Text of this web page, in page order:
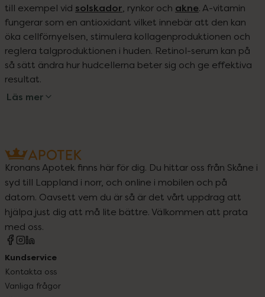
till exempel vid solskador, rynkor och akne. A-vitamin
fungerar som en antioxidant vilket innebär att den kan
öka cellförnyelsen, stimulera kollagenproduktionen och
reglera talgproduktionen i huden. Retinol-serum kan på
så sätt ändra hur hudcellerna beter sig och ge effektiva
resultat.
Läs mer
Kronans Apotek finns här för dig. Du hittar oss från Skåne i
syd till Lappland i norr, och online i mobilen och på
datorn. Oavsett vem du är så är det vårt uppdrag att
hjälpa just dig att må lite bättre. Välkommen att prata
med oss.
Kundservice
Kontakta oss
Vanliga frågor